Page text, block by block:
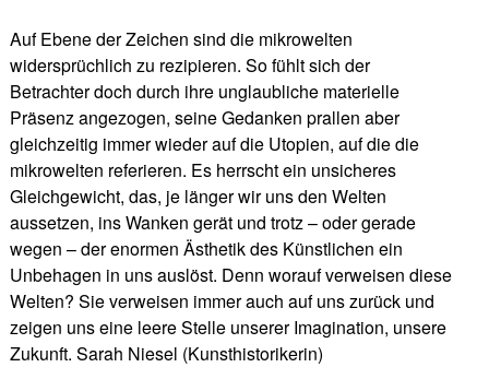
Auf Ebene der Zeichen sind die mikrowelten
widersprüchlich zu rezipieren. So fühlt sich der
Betrachter doch durch ihre unglaubliche materielle
Präsenz angezogen, seine Gedanken prallen aber
gleichzeitig immer wieder auf die Utopien, auf die die
mikrowelten referieren. Es herrscht ein unsicheres
Gleichgewicht, das, je länger wir uns den Welten
aussetzen, ins Wanken gerät und trotz – oder gerade
wegen – der enormen Ästhetik des Künstlichen ein
Unbehagen in uns auslöst. Denn worauf verweisen diese
Welten? Sie verweisen immer auch auf uns zurück und
zeigen uns eine leere Stelle unserer Imagination, unsere
Zukunft. Sarah Niesel (Kunsthistorikerin)